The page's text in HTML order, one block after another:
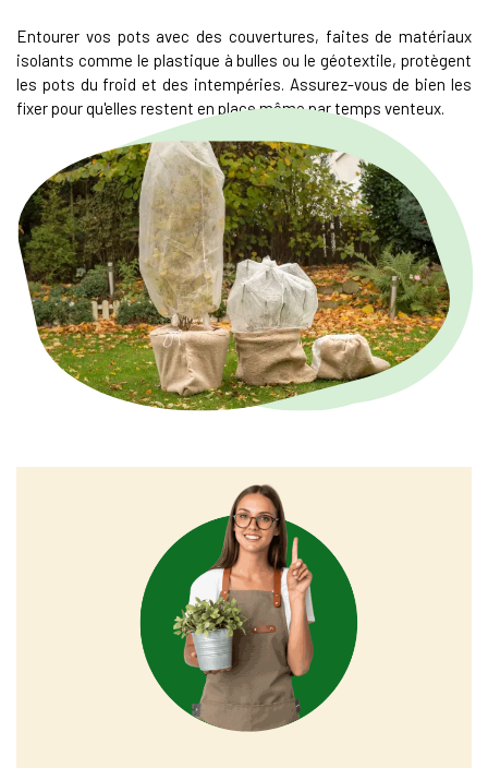
Entourer vos pots avec des couvertures, faites de matériaux
isolants comme le plastique à bulles ou le géotextile, protègent
les pots du froid et des intempéries. Assurez-vous de bien les
fixer pour qu'elles restent en place même par temps venteux.